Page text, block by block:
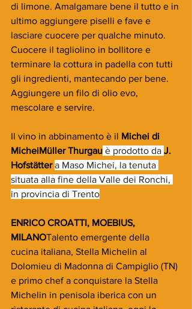
di limone. Amalgamare bene il tutto e in
ultimo aggiungere piselli e fave e
lasciare cuocere per qualche minuto.
Cuocere il tagliolino in bollitore e
terminare la cottura in padella con tutti
gli ingredienti, mantecando per bene.
Aggiungere un filo di olio evo,
mescolare e servire.
Il vino in abbinamento è il Michei di
MicheiMüller Thurgau è prodotto da J.
Hofstätter a Maso Michei, la tenuta
situata alla fine della Valle dei Ronchi,
in provincia di Trento
ENRICO CROATTI, MOEBIUS,
MILANOTalento emergente della
cucina italiana, Stella Michelin al
Dolomieu di Madonna di Campiglio (TN)
e primo chef a conquistare la Stella
Michelin in penisola iberica con un